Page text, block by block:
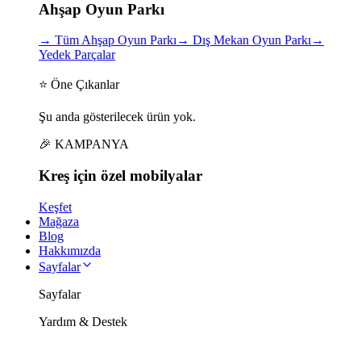
Ahşap Oyun Parkı
→ Tüm Ahşap Oyun Parkı→ Dış Mekan Oyun Parkı→
Yedek Parçalar
⭐ Öne Çıkanlar
Şu anda gösterilecek ürün yok.
🎉 KAMPANYA
Kreş için özel mobilyalar
Keşfet
Mağaza
Blog
Hakkımızda
Sayfalar
Sayfalar
Yardım & Destek